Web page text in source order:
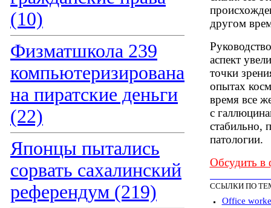
(10)
Физматшкола 239
компьютеризирована
на пиратские деньги
(22)
Японцы пытались
сорвать сахалинский
референдум (219)
другом
аспект
точки
опытах
время все
с
стабильно,
патологии.
Обсудить в
ССЫЛКИ ПО
Office